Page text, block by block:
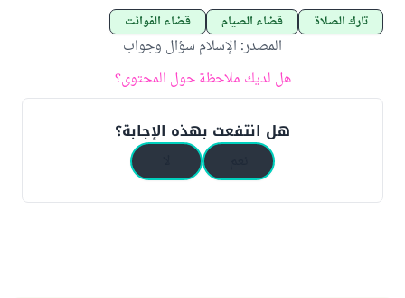
تارك الصلاة قضاء الصيام قضاء الفوائت
المصدر: الإسلام سؤال وجواب
هل لديك ملاحظة حول المحتوى؟
هل انتفعت بهذه الإجابة؟